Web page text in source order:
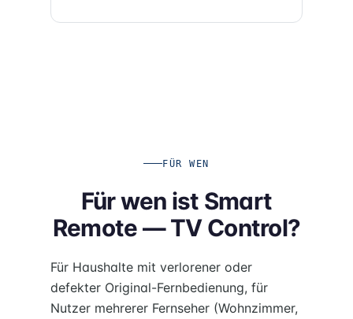
FÜR WEN
Für wen ist Smart
Remote — TV Control?
Für Haushalte mit verlorener oder
defekter Original-Fernbedienung, für
Nutzer mehrerer Fernseher (Wohnzimmer,